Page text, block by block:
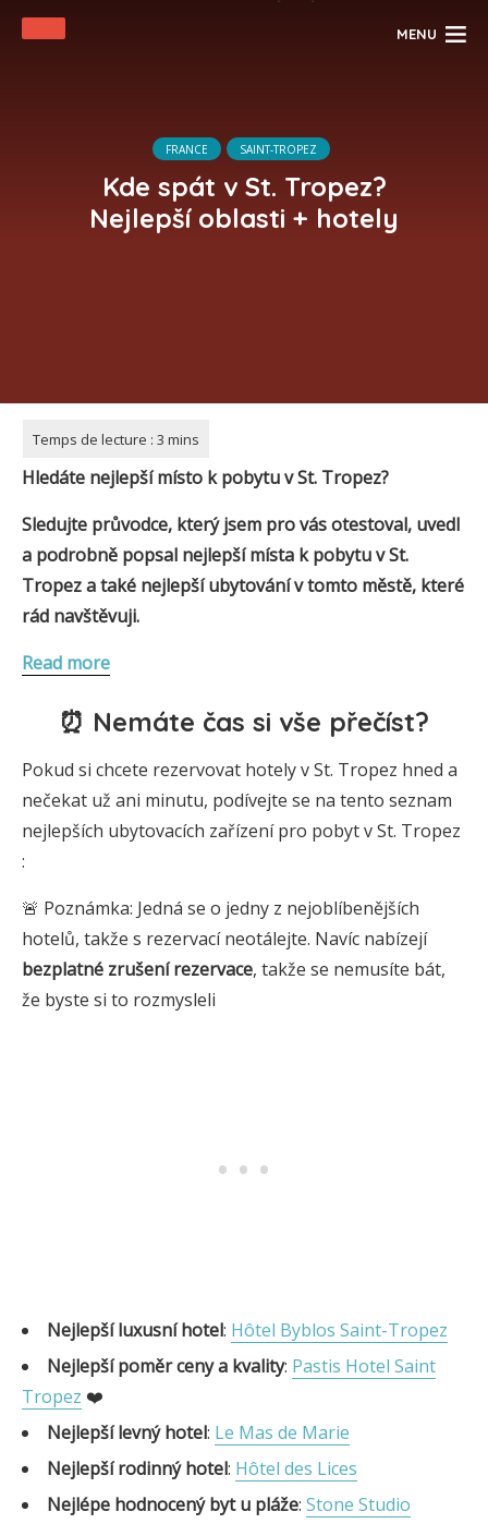
MENU
FRANCE SAINT-TROPEZ
Kde spát v St. Tropez?
Nejlepší oblasti + hotely
Hledáte nejlepší místo k pobytu v St. Tropez?
Sledujte průvodce, který jsem pro vás otestoval, uvedl
a podrobně popsal nejlepší místa k pobytu v St.
Tropez a také nejlepší ubytování v tomto městě, které
rád navštěvuji.
Read more
⏰ Nemáte čas si vše přečíst?
Pokud si chcete rezervovat hotely v St. Tropez hned a
nečekat už ani minutu, podívejte se na tento seznam
nejlepších ubytovacích zařízení pro pobyt v St. Tropez
:
🚨 Poznámka: Jedná se o jedny z nejoblíbenějších
hotelů, takže s rezervací neotálejte. Navíc nabízejí
bezplatné zrušení rezervace, takže se nemusíte bát,
že byste si to rozmysleli
Nejlepší luxusní hotel: Hôtel Byblos Saint-Tropez
Nejlepší poměr ceny a kvality: Pastis Hotel Saint
Tropez ❤️
Nejlepší levný hotel: Le Mas de Marie
Nejlepší rodinný hotel: Hôtel des Lices
Nejlépe hodnocený byt u pláže: Stone Studio